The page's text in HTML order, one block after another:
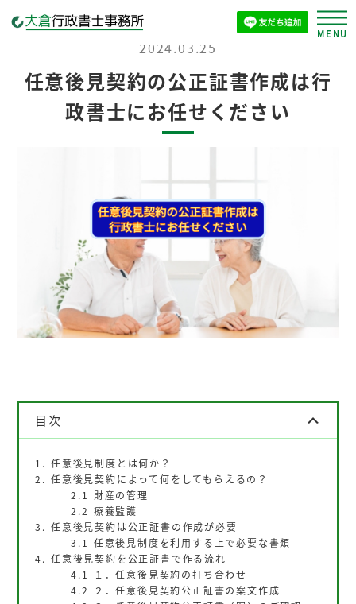
2024.03.25
任意後見契約の公正証書作成は行
政書士にお任せください
目次
任意後見制度とは何か？
任意後見契約によって何をしてもらえるの？
財産の管理
療養監護
任意後見契約は公正証書の作成が必要
任意後見制度を利用する上で必要な書類
任意後見契約を公正証書で作る流れ
１．任意後見契約の打ち合わせ
２．任意後見契約公正証書の案文作成